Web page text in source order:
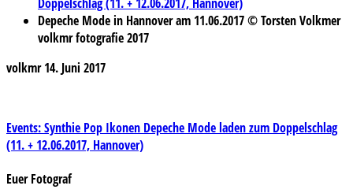
Depeche Mode in Hannover am 11.06.2017 © Torsten Volkmer
volkmr fotografie 2017
volkmr 14. Juni 2017
Beitragsnavigation
Events: Synthie Pop Ikonen Depeche Mode laden zum Doppelschlag
(11. + 12.06.2017, Hannover)
Euer Fotograf